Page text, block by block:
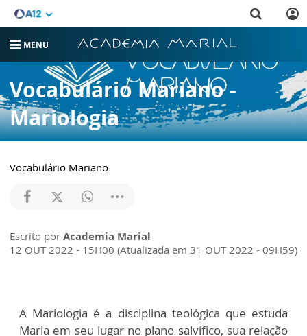
MENU
Vocabulário Mariano -
Mariologia
Vocabulário Mariano
Escrito por Academia Marial
12 OUT 2022 - 15H00 (Atualizada em 31 OUT 2022 - 09H59)
A Mariologia é a disciplina teológica que estuda
Maria em seu lugar no plano salvífico, sua relação